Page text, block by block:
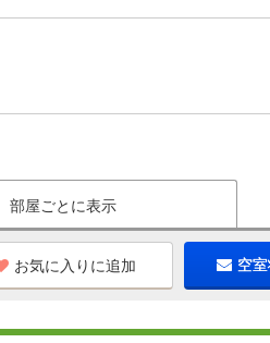
部屋ごとに表示
お気に入りに追加 空